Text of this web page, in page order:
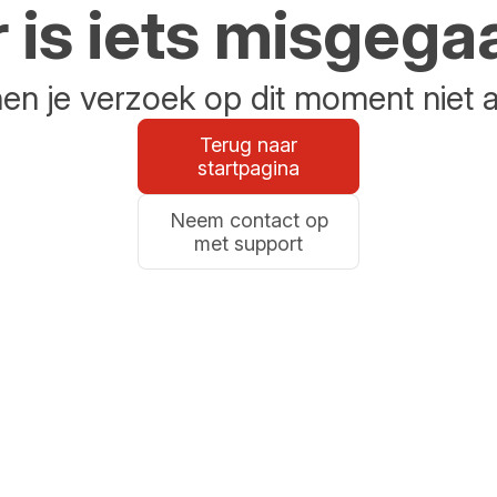
is iets
je verzoek op dit moment niet
Terug naar
startpagina
Neem contact op
met support